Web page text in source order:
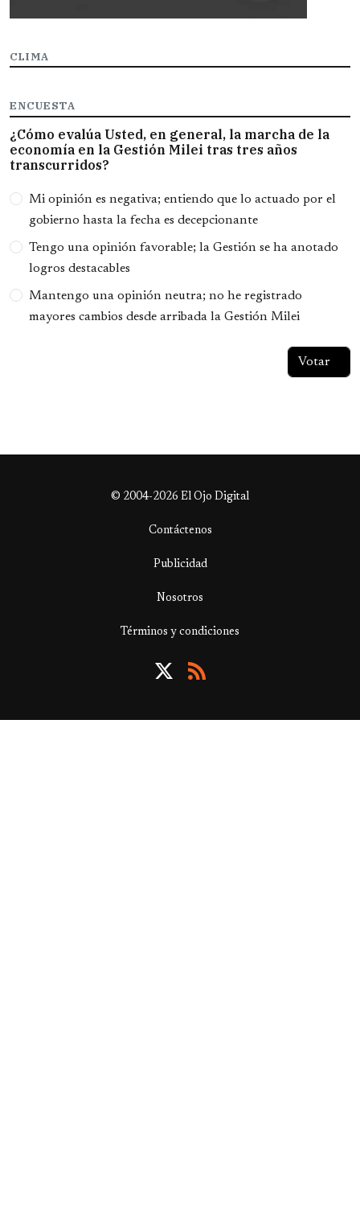
CLIMA
ENCUESTA
¿Cómo evalúa Usted, en general, la marcha de la
economía en la Gestión Milei tras tres años
transcurridos?
Opciones
Mi opinión es negativa; entiendo que lo actuado por el
gobierno hasta la fecha es decepcionante
Tengo una opinión favorable; la Gestión se ha anotado
logros destacables
Mantengo una opinión neutra; no he registrado
mayores cambios desde arribada la Gestión Milei
© 2004-2026 El Ojo Digital
Contáctenos
Publicidad
Nosotros
Términos y condiciones